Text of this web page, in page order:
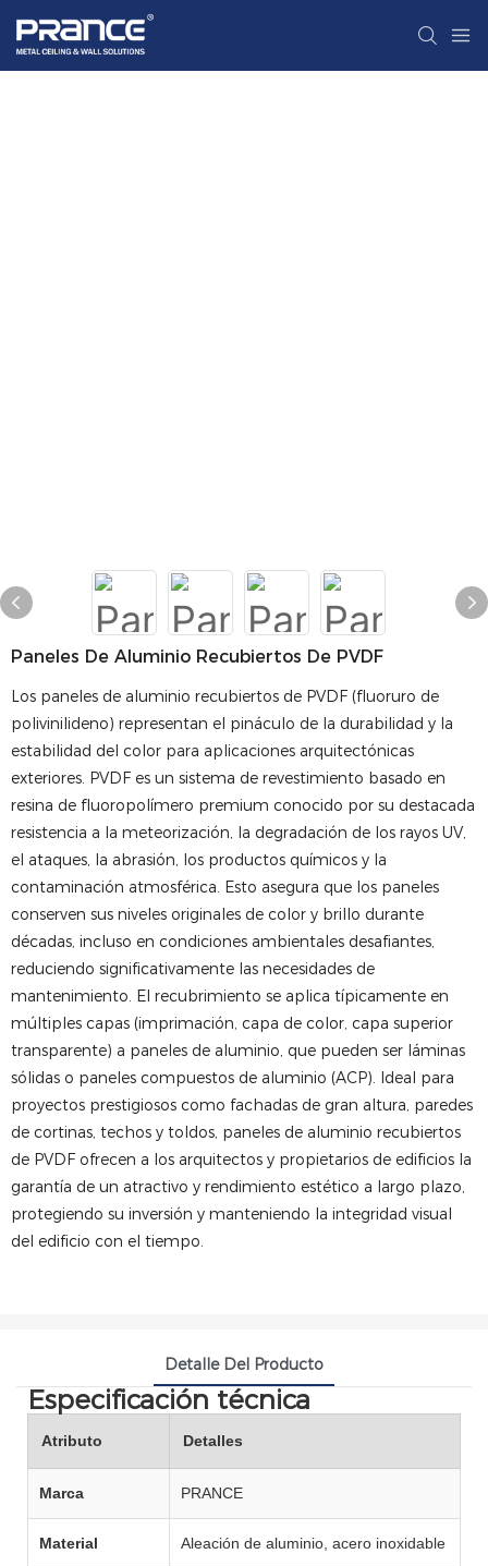
Paneles De Aluminio Recubiertos De PVDF
Los paneles de aluminio recubiertos de PVDF (fluoruro de
polivinilideno) representan el pináculo de la durabilidad y la
estabilidad del color para aplicaciones arquitectónicas
exteriores. PVDF es un sistema de revestimiento basado en
resina de fluoropolímero premium conocido por su destacada
resistencia a la meteorización, la degradación de los rayos UV,
el ataques, la abrasión, los productos químicos y la
contaminación atmosférica. Esto asegura que los paneles
conserven sus niveles originales de color y brillo durante
décadas, incluso en condiciones ambientales desafiantes,
reduciendo significativamente las necesidades de
mantenimiento. El recubrimiento se aplica típicamente en
múltiples capas (imprimación, capa de color, capa superior
transparente) a paneles de aluminio, que pueden ser láminas
sólidas o paneles compuestos de aluminio (ACP). Ideal para
proyectos prestigiosos como fachadas de gran altura, paredes
de cortinas, techos y toldos, paneles de aluminio recubiertos
de PVDF ofrecen a los arquitectos y propietarios de edificios la
garantía de un atractivo y rendimiento estético a largo plazo,
protegiendo su inversión y manteniendo la integridad visual
del edificio con el tiempo.
Detalle Del Producto
Especificación técnica
Atributo Detalles
Marca PRANCE
Material Aleación de aluminio, acero inoxidable